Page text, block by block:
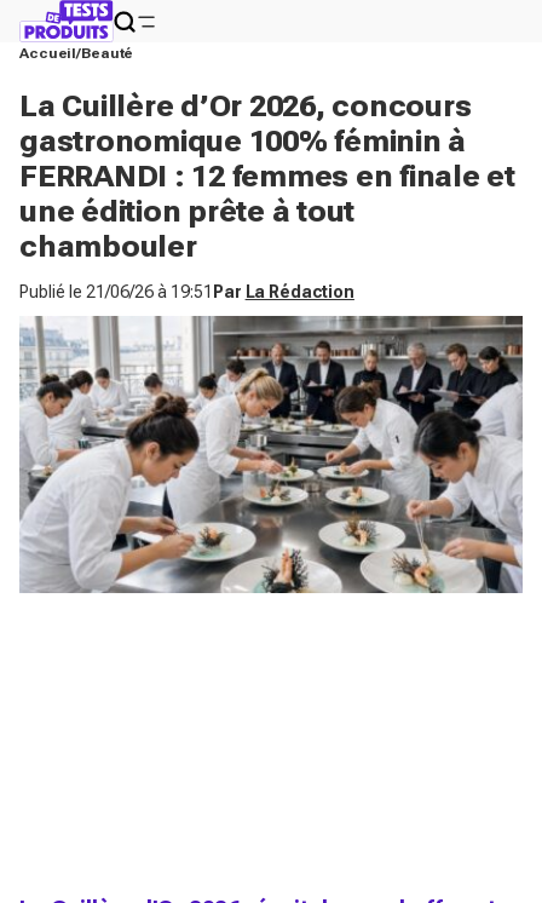
Accueil Beauté
La Cuillère d’Or 2026, concours
gastronomique 100% féminin à
FERRANDI : 12 femmes en finale et
une édition prête à tout
chambouler
Publié le 21/06/26 à 19:51 Par La Rédaction